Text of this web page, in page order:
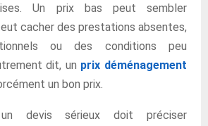
Un prix bas peut sembler
cacher des prestations absentes,
ou des conditions peu
dit, un prix déménagement
un bon prix.
un devis sérieux doit préciser